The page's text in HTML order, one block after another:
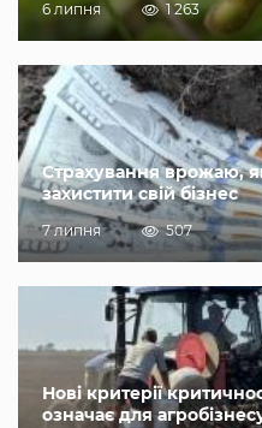
6 липня 1 263
Страхування врожаю,
захистити свій бізнес
7 липня 507
Нові критерії
означає для